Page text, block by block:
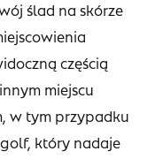
ślad na skórze
częścią
miejscu
w tym przypadku
który nadaje